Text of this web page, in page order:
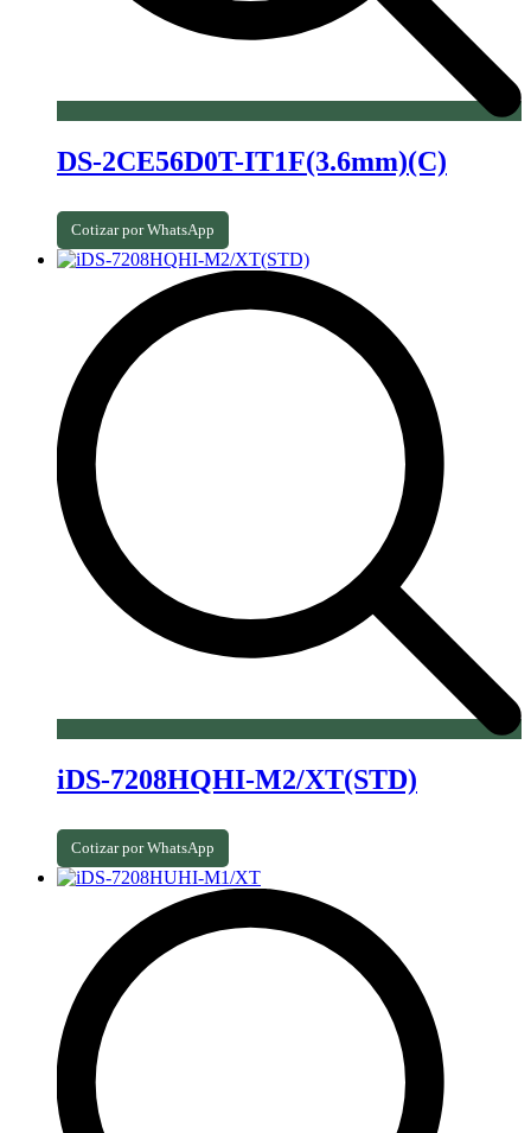
DS-2CE56D0T-IT1F(3.6mm)(C)
Cotizar por WhatsApp
iDS-7208HQHI-M2/XT(STD)
Cotizar por WhatsApp